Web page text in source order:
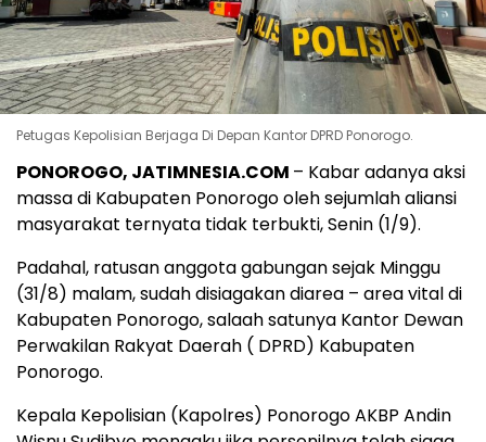
Petugas Kepolisian Berjaga Di Depan Kantor DPRD Ponorogo.
PONOROGO, JATIMNESIA.COM – Kabar adanya aksi
massa di Kabupaten Ponorogo oleh sejumlah aliansi
masyarakat ternyata tidak terbukti, Senin (1/9).
Padahal, ratusan anggota gabungan sejak Minggu
(31/8) malam, sudah disiagakan diarea – area vital di
Kabupaten Ponorogo, salaah satunya Kantor Dewan
Perwakilan Rakyat Daerah ( DPRD) Kabupaten
Ponorogo.
Kepala Kepolisian (Kapolres) Ponorogo AKBP Andin